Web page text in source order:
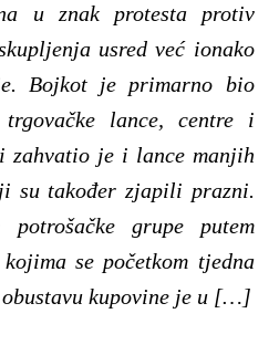
u znak protesta protiv
usred već ionako
Bojkot je primarno bio
lance, centre i
zahvatio je i lance manjih
su također zjapili prazni.
grupe putem
se početkom tjedna
kupovine je u […]